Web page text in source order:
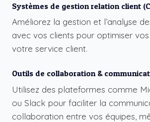
Systèmes de gestion relation client
Améliorez la gestion et l’analyse
avec vos clients pour optimiser
votre service client.
Outils de collaboration &
Utilisez des plateformes comme
ou Slack pour faciliter la
collaboration entre vos équipes,